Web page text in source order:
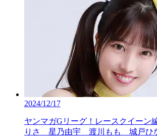
2024/12/17
ヤンマガGリーグ！レースクイー
りさ 星乃由宇 渡川もも 城戸ひな